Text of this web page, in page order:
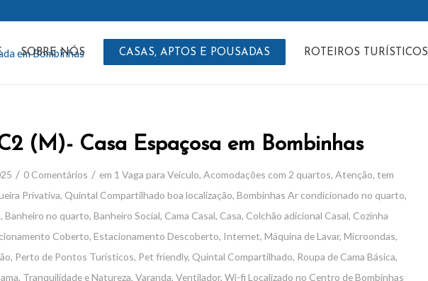
SOBRE NÓS CASAS, APTOS E POUSADAS ROTEIROS TURÍSTICOS
(M)- Casa Espaçosa em Bombinhas
/ 0 Comentários / em 1 Vaga para Veículo, Acomodações com 2 quartos, Atenção, tem
Privativa, Quintal Compartilhado boa localização, Bombinhas Ar condicionado no quarto,
, Banheiro no quarto, Banheiro Social, Cama Casal, Casa, Colchão adicional Casal, Cozinha
Coberto, Estacionamento Descoberto, Internet, Máquina de Lavar, Microondas,
, Perto de Pontos Turísticos, Pet friendly, Quintal Compartilhado, Roupa de Cama Básica,
, Tranquilidade e Natureza, Varanda, Ventilador, Wi-fi Localizado no Centro de Bombinhas